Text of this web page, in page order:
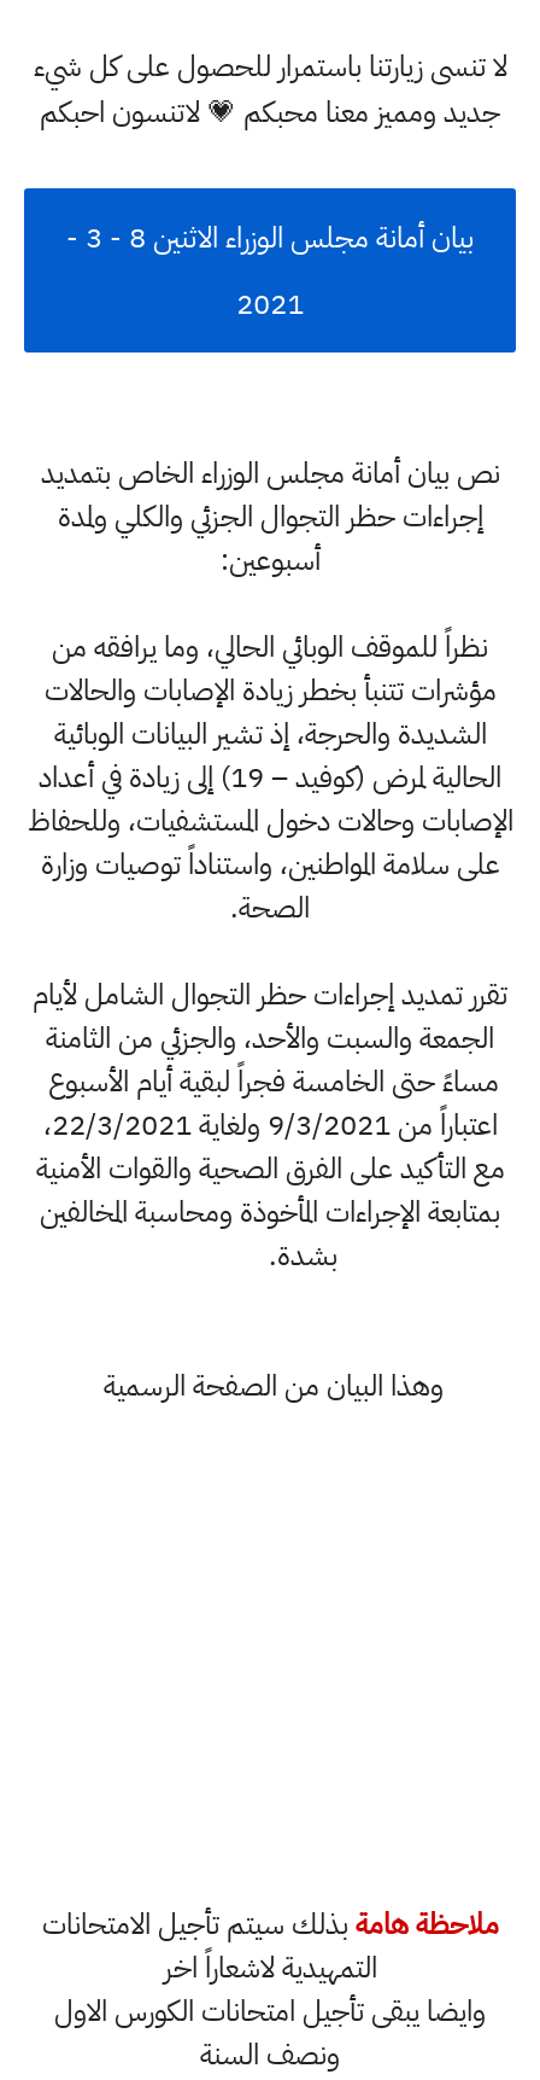
زيارتنا باستمرار للحصول على كل شيء
ومميز معنا محبكم 💗 لاتنسون احبكم
بيان أمانة مجلس الوزراء الاثنين 8 - 3 -
أمانة مجلس الوزراء الخاص بتمديد
حظر التجوال الجزئي والكلي ولمدة
أسبوعين:
للموقف الوبائي الحالي، وما يرافقه من
تتنبأ بخطر زيادة الإصابات والحالات
والحرجة، إذ تشير البيانات الوبائية
الحالية لمرض (كوفيد – 19) إلى زيادة في أعداد
وحالات دخول المستشفيات، وللحفاظ
المواطنين، واستناداً توصيات وزارة
إجراءات حظر التجوال الشامل لأيام
والسبت والأحد، والجزئي من الثامنة
الخامسة فجراً لبقية أيام الأسبوع
اعتباراً من 9/3/2021 ولغاية 22/3/2021،
على الفرق الصحية والقوات الأمنية
الإجراءات المأخوذة ومحاسبة المخالفين
بشدة.
وهذا البيان من الصفحة الرسمية
هامةبذلك سيتم تأجيل الامتحانات
التمهيدية لاشعاراً اخر
يبقى تأجيل امتحانات الكورس الاول
ونصف السنة